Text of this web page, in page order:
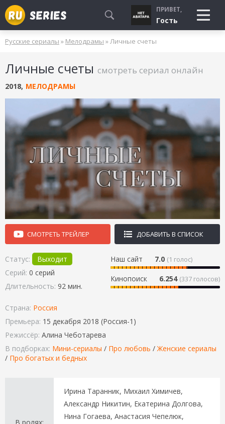
СМОТРЮ
БУДУ СМОТРЕТЬ
УЖЕ СМОТРЕЛ
ПРИВЕТ,
Гость
Русские сериалы » Мелодрамы » Личные счеты
Личные счеты смотреть сериал онлайн
2018, МЕЛОДРАМЫ
СМОТРЕТЬ ТРЕЙЛЕР ДОБАВИТЬ В СПИСОК
Наш сайт 7.0 (1 голос)
Кинопоиск 6.254 (337 голосов)
Статус:
Выходит
Серий: 0 серий
Длительность: 92 мин.
Страна: Россия
Премьера: 15 декабря 2018 (Россия-1)
Режиссёр: Алина Чеботарева
В подборках: Мини-сериалы / Про любовь / Женские сериалы
/ Про богатых и бедных
В ролях:
Ирина Таранник, Михаил Химичев,
Александр Никитин, Екатерина Долгова,
Нина Гогаева, Анастасия Чепелюк,